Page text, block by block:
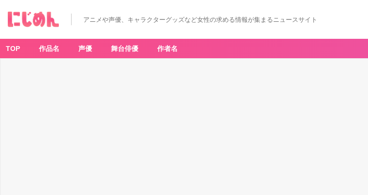
アニメや声優、キャラクターグッズなど女性の求める情報が集まるニュースサイト
TOP 作品名 声優 舞台俳優 作者名